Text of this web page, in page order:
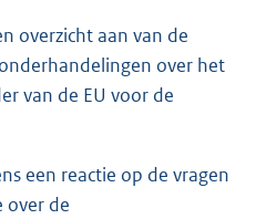
overzicht aan van de
over het
van de EU voor de
een reactie op de vragen
over de